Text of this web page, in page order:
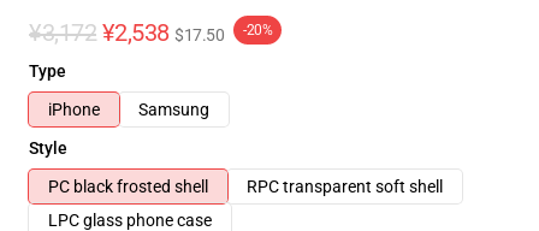
¥3,172 ¥2,538 $17.50 -20%
Type
iPhone
Samsung
Style
PC black frosted shell
RPC transparent soft shell
LPC glass phone case